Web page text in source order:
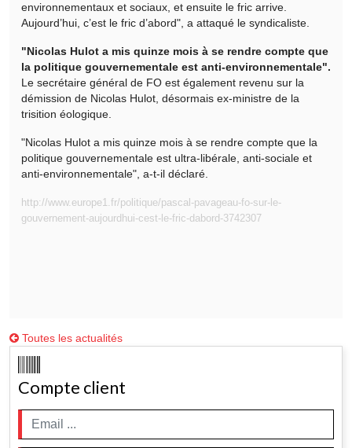
environnementaux et sociaux, et ensuite le fric arrive.
Aujourd’hui, c’est le fric d’abord", a attaqué le syndicaliste.
"Nicolas Hulot a mis quinze mois à se rendre compte que
la politique gouvernementale est anti-environnementale".
Le secrétaire général de FO est également revenu sur la
démission de Nicolas Hulot, désormais ex-ministre de la
trisition éologique.
"Nicolas Hulot a mis quinze mois à se rendre compte que la
politique gouvernementale est ultra-libérale, anti-sociale et
anti-environnementale", a-t-il déclaré.
http://www.europe1.fr/politique/pascal-pavageau-fo-sur-le-
gouvernement-aujourdhui-cest-le-fric-dabord-3742307
Toutes les actualités
Compte client